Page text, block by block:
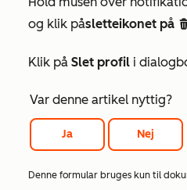
og klik påsletteikonet på
Klik på Slet profil i
Var denne artikel nyttig?
Ja Nej
Denne formular bruges kun til